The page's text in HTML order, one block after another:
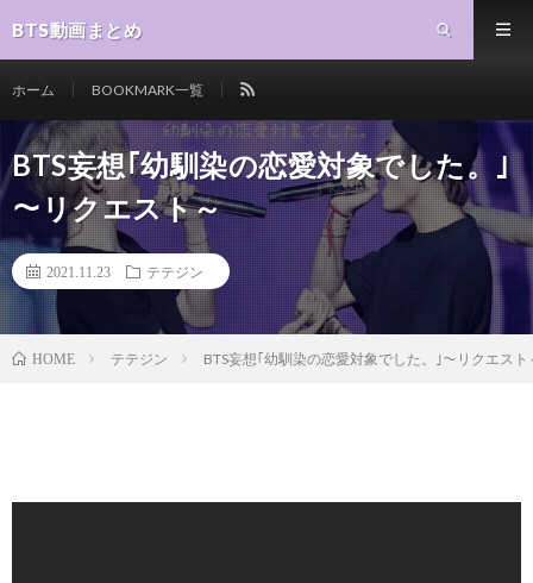
BTS動画まとめ
ホーム BOOKMARK一覧
BTS妄想｢幼馴染の恋愛対象でした。｣
～リクエスト～
2021.11.23 テテジン
HOME テテジン BTS妄想｢幼馴染の恋愛対象でした。｣～リクエスト